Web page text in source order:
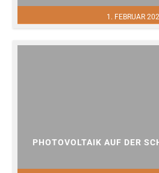
1. FEBRUAR
PHOTOVOLTAIK AUF DER